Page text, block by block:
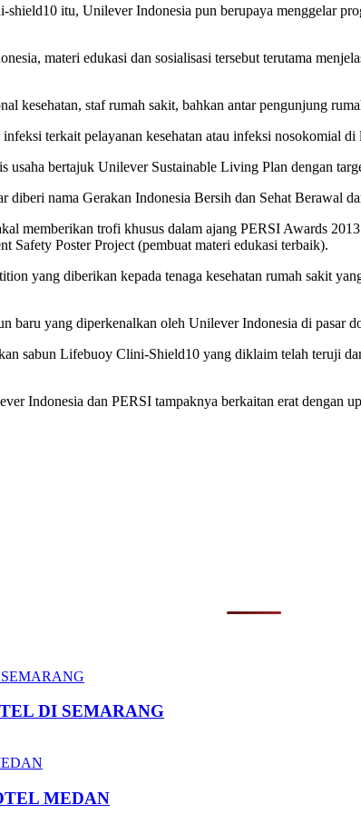
itu, Unilever Indonesia pun berupaya menggelar
materi edukasi dan sosialisasi tersebut terutama
kesehatan, staf rumah sakit, bahkan antar pengunjung
terkait pelayanan kesehatan atau infeksi nosokomial
bertajuk Unilever Sustainable Living Plan dengan
diberi nama Gerakan Indonesia Bersih dan Sehat Berawal
memberikan trofi khusus dalam ajang PERSI Awards
Safety Poster Project (pembuat materi edukasi terbaik).
yang diberikan kepada tenaga kesehatan rumah sakit
baru yang diperkenalkan oleh Unilever Indonesia di pasar
sabun Lifebuoy Clini-Shield10 yang diklaim telah teruji
Indonesia dan PERSI tampaknya berkaitan erat
DI SEMARANG
MEDAN